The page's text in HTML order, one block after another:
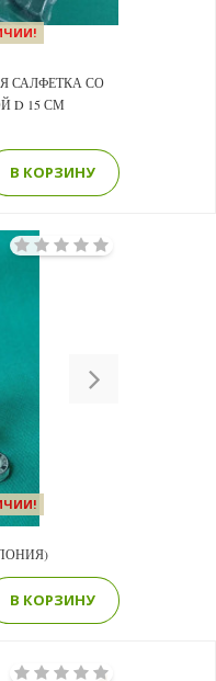
САЛФЕТКА СО
D 15 СМ
В КОРЗИНУ
В КОРЗИНУ